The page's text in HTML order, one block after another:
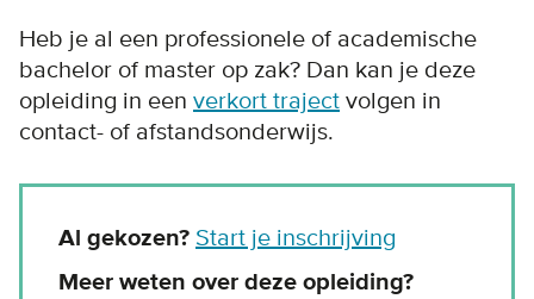
Heb je al een professionele of academische
bachelor of master op zak? Dan kan je deze
opleiding in een verkort traject volgen in
contact- of afstandsonderwijs.
Al gekozen? Start je inschrijving
Meer weten over deze opleiding?